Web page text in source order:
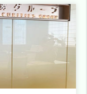
さんにポリグロ
ですが、受講前に
いましたか？ 玉
カケにしたい」と
時代はずっと英語
に将来的には必要
英語を自由に使え
う意味ではすごく
ラムはいかがで
です。中には1ヶ
もいらっしゃいま
業務の中で、言葉
：一般的なホテ
ての「決まり文
可能です。例えば
が終わりました」
くて。先生が日本
だったということ
もらえましたし、
ように、私の学習
。 モチベーショ
は自然なことだか
よ」と。焦らせる
までサポートして
も洗練されていて
てきたのでしょう
、また最近では
えていますね。
応はどのようにさ
をこめた接客をす
日々多くの外国の